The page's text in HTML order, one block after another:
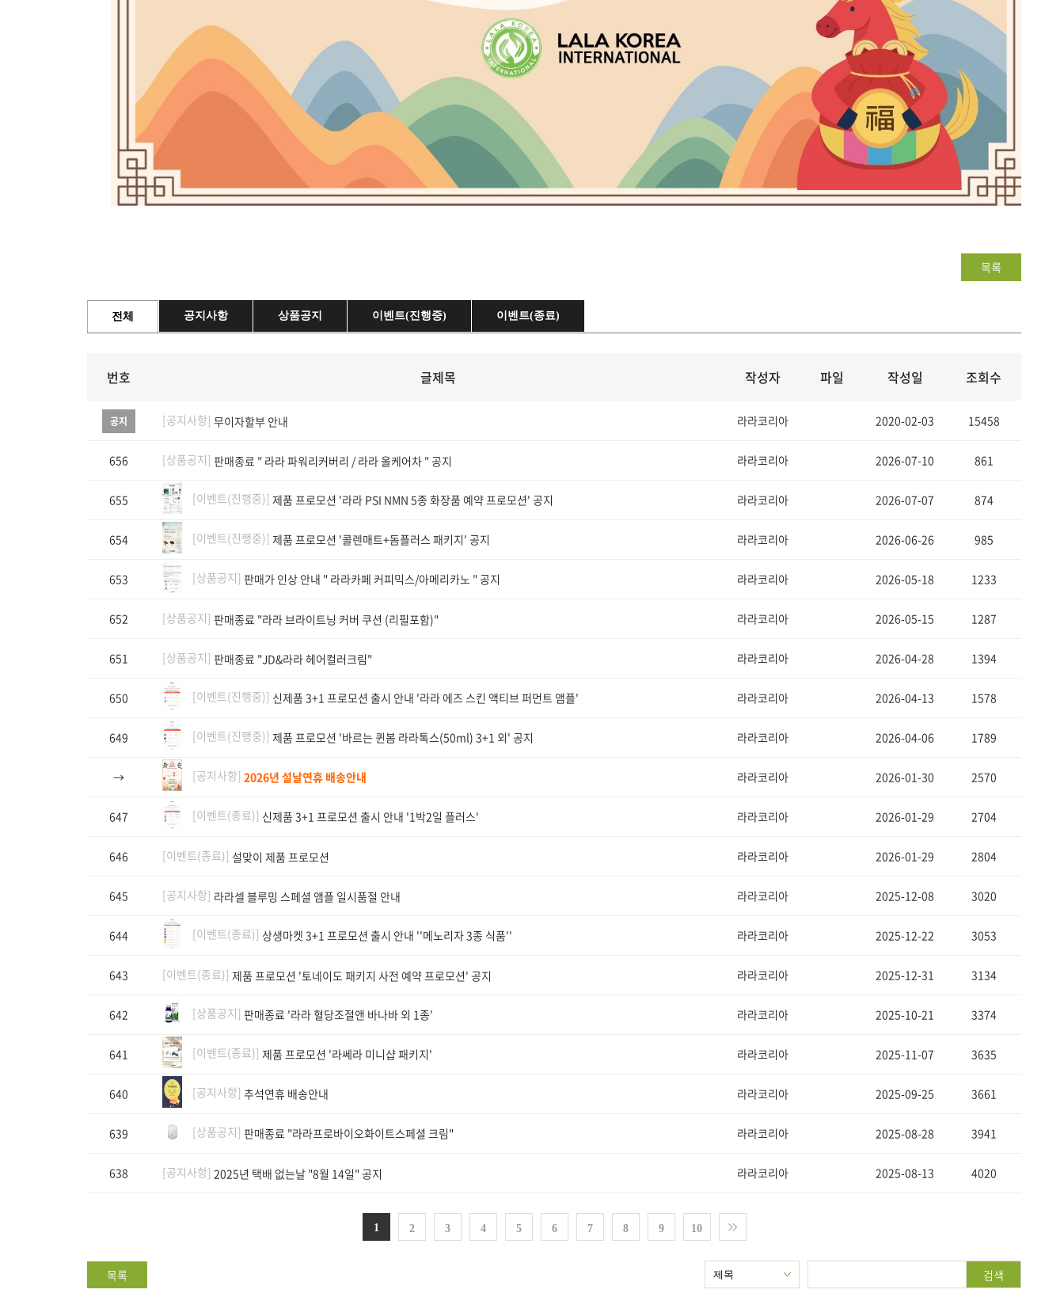
목록
전체 공지사항 상품공지 이벤트(진행중) 이벤트(종료)
번호 글제목 작성자 파일 작성일 조회수
공지 [공지사항] 무이자할부 안내 라라코리아 2020-02-03 15458
656 [상품공지] 판매종료 " 라라 파워리커버리 / 라라 올케어차 " 공지 라라코리아 2026-07-10 861
655 [이벤트(진행중)] 제품 프로모션 '라라 PSI NMN 5종 화장품 예약 프로모션' 공지 라라코리아 2026-07-07 874
654 [이벤트(진행중)] 제품 프로모션 '콜렌매트+돔플러스 패키지' 공지 라라코리아 2026-06-26 985
653 [상품공지] 판매가 인상 안내 " 라라카페 커피믹스/아메리카노 " 공지 라라코리아 2026-05-18 1233
652 [상품공지] 판매종료 "라라 브라이트닝 커버 쿠션 (리필포함)" 라라코리아 2026-05-15 1287
651 [상품공지] 판매종료 "JD&라라 헤어컬러크림" 라라코리아 2026-04-28 1394
650 [이벤트(진행중)] 신제품 3+1 프로모션 출시 안내 '라라 에즈 스킨 액티브 퍼먼트 앰플' 라라코리아 2026-04-13 1578
649 [이벤트(진행중)] 제품 프로모션 '바르는 퀸봄 라라톡스(50ml) 3+1 외' 공지 라라코리아 2026-04-06 1789
→ [공지사항] 2026년 설날연휴 배송안내 라라코리아 2026-01-30 2570
647 [이벤트(종료)] 신제품 3+1 프로모션 출시 안내 '1박2일 플러스' 라라코리아 2026-01-29 2704
646 [이벤트(종료)] 설맞이 제품 프로모션 라라코리아 2026-01-29 2804
645 [공지사항] 라라셀 블루밍 스페셜 앰플 일시품절 안내 라라코리아 2025-12-08 3020
644 [이벤트(종료)] 상생마켓 3+1 프로모션 출시 안내 ''메노리자 3종 식품'' 라라코리아 2025-12-22 3053
643 [이벤트(종료)] 제품 프로모션 '토네이도 패키지 사전 예약 프로모션' 공지 라라코리아 2025-12-31 3134
642 [상품공지] 판매종료 '라라 혈당조절앤 바나바 외 1종' 라라코리아 2025-10-21 3374
641 [이벤트(종료)] 제품 프로모션 '라쎄라 미니샵 패키지' 라라코리아 2025-11-07 3635
640 [공지사항] 추석연휴 배송안내 라라코리아 2025-09-25 3661
639 [상품공지] 판매종료 "라라프로바이오화이트스페셜 크림" 라라코리아 2025-08-28 3941
638 [공지사항] 2025년 택배 없는날 "8월 14일" 공지 라라코리아 2025-08-13 4020
1 2 3 4 5 6 7 8 9 10
목록 검색